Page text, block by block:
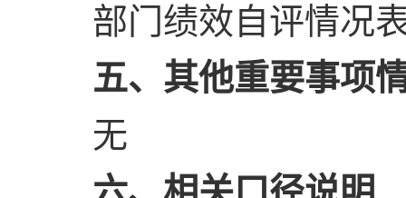
部门绩效自评情况
五、其他重要事项
无